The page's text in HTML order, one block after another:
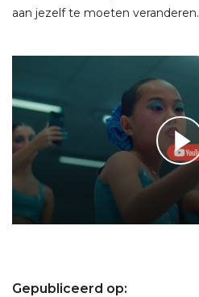
aan jezelf te moeten veranderen.
Gepubliceerd op: